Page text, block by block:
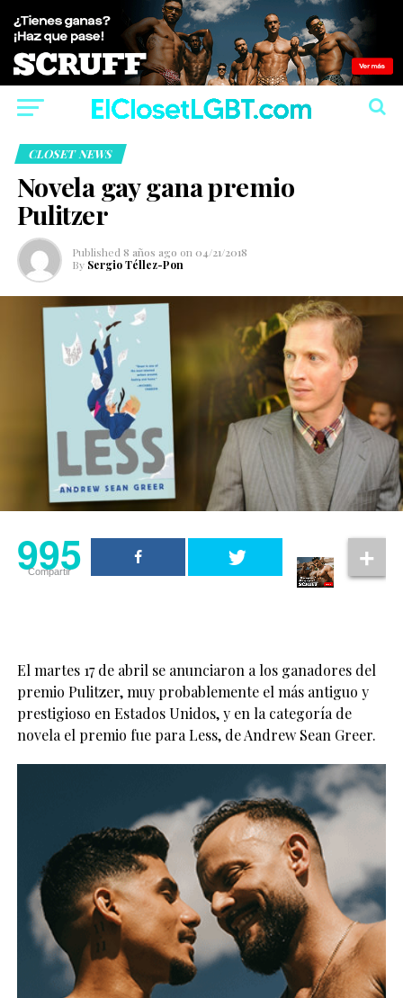
CLOSET NEWS
Novela gay gana premio
Pulitzer
Published 8 años ago on 04/21/2018
By Sergio Téllez-Pon
995
Compartir
El martes 17 de abril se anunciaron a los ganadores del
premio Pulitzer, muy probablemente el más antiguo y
prestigioso en Estados Unidos, y en la categoría de
novela el premio fue para Less, de Andrew Sean Greer.